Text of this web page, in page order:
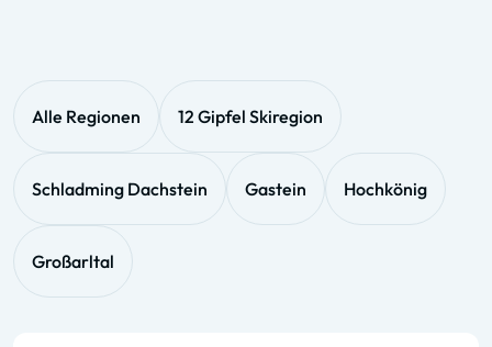
Alle Regionen 12 Gipfel Skiregion
Schladming Dachstein Gastein Hochkönig
Großarltal